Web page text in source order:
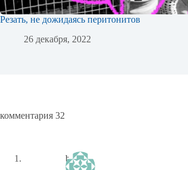
Резать, не дожидаясь перитонитов
26 декабря, 2022
комментария 32
borjau